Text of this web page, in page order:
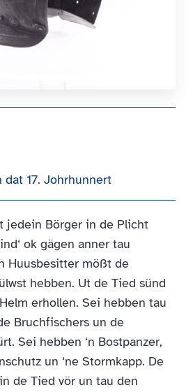
17. Johrhunnert
jedein Börger in de Plicht
ok gägen anner tau
Huusbesitter mößt de
hebben. Ut de Tied sünd
erhollen. Sei hebben tau
Bruchfischers un de
Sei hebben ‘n Bostpanzer,
un ‘ne Stormkapp. De
de Tied vör un tau den